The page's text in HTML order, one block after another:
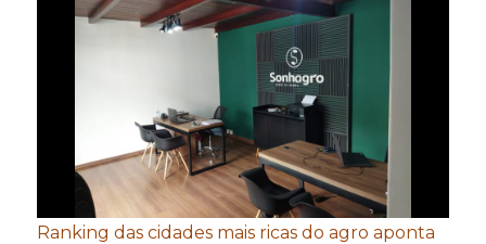
Ranking das cidades mais ricas do agro aponta